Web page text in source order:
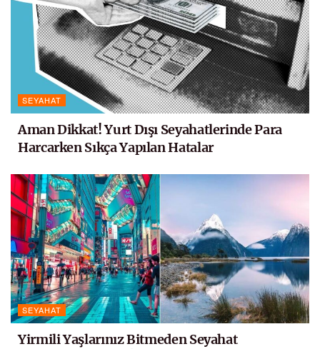
SEYAHAT
Aman Dikkat! Yurt Dışı Seyahatlerinde Para
Harcarken Sıkça Yapılan Hatalar
SEYAHAT
Yirmili Yaşlarınız Bitmeden Seyahat